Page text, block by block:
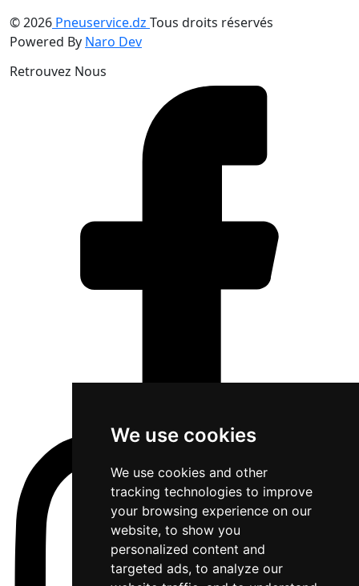
We use cookies
We use cookies and other
tracking technologies to improve
your browsing experience on our
website, to show you
personalized content and
targeted ads, to analyze our
© 2026 Pneuservice.dz Tous droits réservés
Powered By Naro Dev
Retrouvez Nous